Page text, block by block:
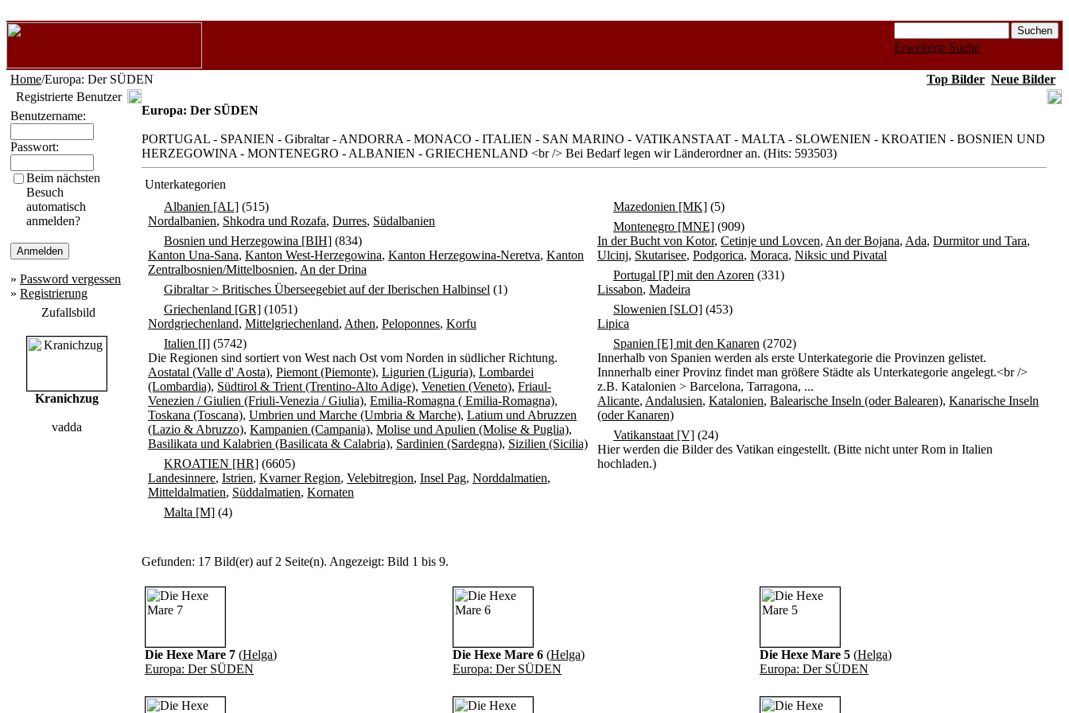
Erweiterte Suche
Home/Europa: Der SÜDEN Top Bilder Neue Bilder
Registrierte Benutzer
Benutzername:
Passwort:
Beim nächsten
Besuch
automatisch
anmelden?
» Password vergessen
» Registrierung
Zufallsbild
Kranichzug
vadda
Europa: Der SÜDEN
PORTUGAL - SPANIEN - Gibraltar - ANDORRA - MONACO - ITALIEN - SAN MARINO - VATIKANSTAAT - MALTA - SLOWENIEN - KROATIEN - BOSNIEN UND
HERZEGOWINA - MONTENEGRO - ALBANIEN - GRIECHENLAND <br /> Bei Bedarf legen wir Länderordner an. (Hits: 593503)
Unterkategorien
Albanien [AL] (515)
Nordalbanien, Shkodra und Rozafa, Durres, Südalbanien
Bosnien und Herzegowina [BIH] (834)
Kanton Una-Sana, Kanton West-Herzegowina, Kanton Herzegowina-Neretva, Kanton
Zentralbosnien/Mittelbosnien, An der Drina
Gibraltar > Britisches Überseegebiet auf der Iberischen Halbinsel (1)
Griechenland [GR] (1051)
Nordgriechenland, Mittelgriechenland, Athen, Peloponnes, Korfu
Italien [I] (5742)
Die Regionen sind sortiert von West nach Ost vom Norden in südlicher Richtung.
Aostatal (Valle d' Aosta), Piemont (Piemonte), Ligurien (Liguria), Lombardei
(Lombardia), Südtirol & Trient (Trentino-Alto Adige), Venetien (Veneto), Friaul-
Venezien / Giulien (Friuli-Venezia / Giulia), Emilia-Romagna ( Emilia-Romagna),
Toskana (Toscana), Umbrien und Marche (Umbria & Marche), Latium und Abruzzen
(Lazio & Abruzzo), Kampanien (Campania), Molise und Apulien (Molise & Puglia),
Basilikata und Kalabrien (Basilicata & Calabria), Sardinien (Sardegna), Sizilien (Sicilia)
KROATIEN [HR] (6605)
Landesinnere, Istrien, Kvarner Region, Velebitregion, Insel Pag, Norddalmatien,
Mitteldalmatien, Süddalmatien, Kornaten
Malta [M] (4)
Mazedonien [MK] (5)
Montenegro [MNE] (909)
In der Bucht von Kotor, Cetinje und Lovcen, An der Bojana, Ada, Durmitor und Tara,
Ulcinj, Skutarisee, Podgorica, Moraca, Niksic und Pivatal
Portugal [P] mit den Azoren (331)
Lissabon, Madeira
Slowenien [SLO] (453)
Lipica
Spanien [E] mit den Kanaren (2702)
Innerhalb von Spanien werden als erste Unterkategorie die Provinzen gelistet.
Innnerhalb einer Provinz findet man größere Städte als Unterkategorie angelegt.<br />
z.B. Katalonien > Barcelona, Tarragona, ...
Alicante, Andalusien, Katalonien, Balearische Inseln (oder Balearen), Kanarische Inseln
(oder Kanaren)
Vatikanstaat [V] (24)
Hier werden die Bilder des Vatikan eingestellt. (Bitte nicht unter Rom in Italien
hochladen.)
Gefunden: 17 Bild(er) auf 2 Seite(n). Angezeigt: Bild 1 bis 9.
Die Hexe Mare 7 (Helga)
Europa: Der SÜDEN
Die Hexe Mare 6 (Helga)
Europa: Der SÜDEN
Die Hexe Mare 5 (Helga)
Europa: Der SÜDEN